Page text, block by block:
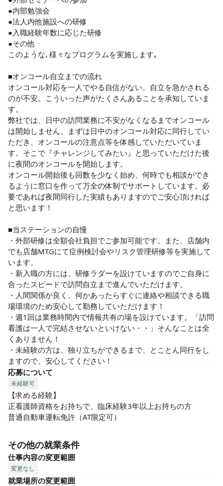
●内部勉強会
●法人内他施設への研修
●入職経験年数に応じた研修
●その他
このような､様々なプログラムを実施します｡
■オンコール自立までの流れ
オンコール対応を一人でやる自信がない。自立を急かされる
のが不安。こういった声がたくさんあることを承知していま
す。
弊社では、日中の訪問業務に不安がなくなるまでオンコール
は開始しません。まずは日中のオンコール対応に同行してい
ただき、オンコールの注意点等を体感していただいていま
す。そこで『チャレンジしてみたい』と思っていただけた後
に夜間のオンコールを開始します。
オンコール開始後も回数を少なく始め、何時でも相談ができ
るように窓口を作って万全の体制でサポートしています。必
要であれば夜間同行した実績もありますのでご安心頂ければ
と思います！
■当ステーションの自慢
・外部研修は全額会社負担でご参加可能です。また、店舗内
でも店舗MTGにて症例検討会やリスク管理研修等を実施して
います。
・新入職の方には、研修ラダーを設けていますのでご自身に
合ったスピードで訪問自立まで進んでいただけます。
・人間関係が良く、何かあったらすぐに連絡や相談できる職
場環境のため安心して勤務していただけます！
・週1回は業務時間内で情報共有の場を設けています。「訪問
看護は一人で完結させないといけない・・」そんなことは全
くありません！
・未経験の方は、独り立ちができるまで、とことん同行をし
ますので、安心してください！
応募について
未経験可
【求める経験】
正看護師資格をお持ちで、臨床経験3年以上お持ちの方
普通自動車運転免許（AT限定可）
その他の就業条件
仕事内容の変更範囲
変更なし
就業場所の変更範囲